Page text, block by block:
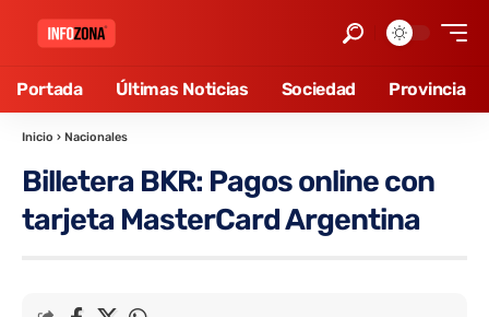
Portada Últimas Noticias Sociedad Provincia
Inicio › Nacionales
Billetera BKR: Pagos online con
tarjeta MasterCard Argentina